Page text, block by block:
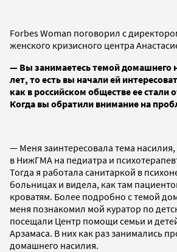
Forbes Woman поговорил с
женского кризисного центра
— Вы занимаетесь темой домашнего
лет, то есть вы начали ей
как в российском обществе ее стали
Когда вы обратили внимание на
— Меня заинтересовала тема насилия,
в НижГМА на педиатра и
Тогда я работала санитаркой в
больницах и видела, как там
кроватям. Более подробно с темой
меня познакомил мой куратор по
посещали Центр помощи семьи и
Арзамаса. В них как раз занимались
домашнего насилия.